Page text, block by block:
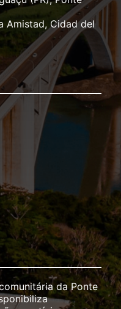
Amistad, Cidad del
da Ponte